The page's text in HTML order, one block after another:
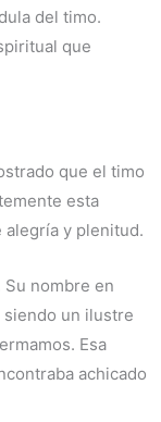
del timo.
que
que el timo
esta
alegría y plenitud.
Su nombre en
siendo un ilustre
Esa
achicado